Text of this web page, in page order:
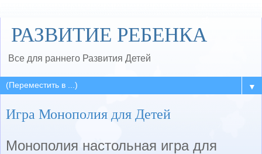
РАЗВИТИЕ РЕБЕНКА
Все для раннего Развития Детей
▼
Игра Монополия для Детей
Монополия настольная игра для